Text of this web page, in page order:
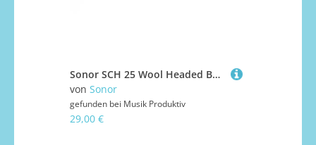
Sonor SCH 25 Wool Headed Bass Xylophone Orff Mallets Orff Schlägel
von Sonor
gefunden bei Musik Produktiv
29,00 €